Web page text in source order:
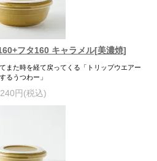
フタ160 キャラメル[美濃焼]
また時を経て戻ってくる「トリップウエアー
るうつわー」
円(税込)